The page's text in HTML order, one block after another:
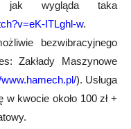
jak wygląda taka
ITLghl-w.
bezwibracyjnego
Zakłady Maszynowe
). Usługa
kwocie około 100 zł +